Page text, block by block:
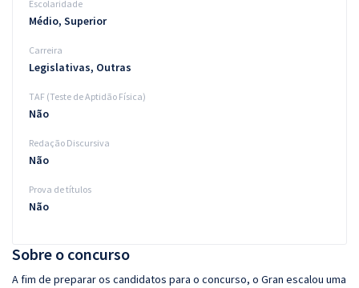
Sobre o concurso
A fim de preparar os candidatos para o concurso, o Gran escalou uma
Escolaridade
Médio, Superior
Carreira
Legislativas, Outras
TAF (Teste de Aptidão Física)
Não
Redação Discursiva
Não
Prova de títulos
Não